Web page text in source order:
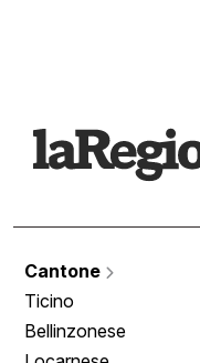
Cantone
Ticino
Bellinzonese